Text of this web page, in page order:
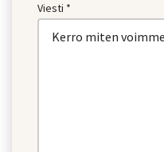
Viesti *